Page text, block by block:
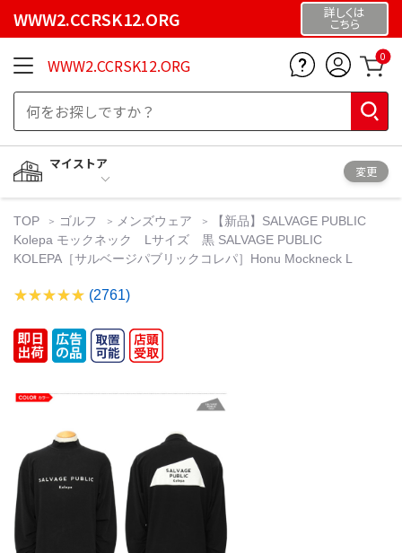
WWW2.CCRSK12.ORG 詳しくは
こちら
WWW2.CCRSK12.ORG 0
マイストア
変更
TOP ゴルフ メンズウェア
【新品】SALVAGE PUBLIC
Kolepa モックネック Lサイズ 黒 SALVAGE PUBLIC
KOLEPA［サルベージパブリックコレパ］Honu Mockneck L
(2761)